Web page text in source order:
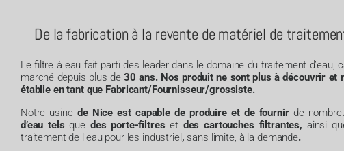
De la fabrication à la revente de matériel de
Le filtre à eau fait parti des leader dans le domaine du traitement d’eau,
marché depuis plus de 30 ans. Nos produit ne sont plus à découvrir et
établie en tant que Fabricant/Fournisseur/grossiste.
Notre usine de Nice est capable de produire et de fournir de
d’eau tels que des porte-filtres et des cartouches filtrantes, ainsi
traitement de l’eau pour les industriel , sans limite, à la demande.